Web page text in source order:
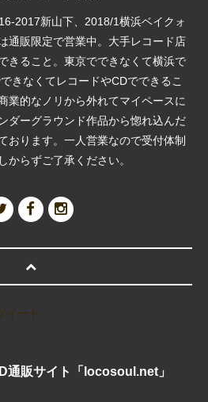
2017新山下、2018/1横浜ベイクォ
通販限定で営業中。大手レコード店
きること。東京でできなくて横浜で
きなくてレコードやCDでできるこ
業的なノリから外れてマイペースに
ダーグラウンド作品から惚れ込んだ
おります。一人営業なので受付体制
からずご了承ください。
イート
通販サイト「locosoul.net」